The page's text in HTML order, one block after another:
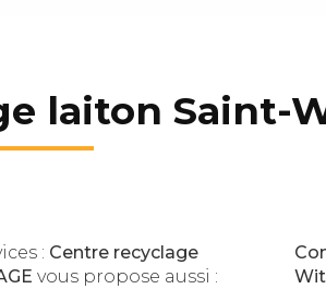
laiton Saint-
: Centre recyclage
vous propose aussi :